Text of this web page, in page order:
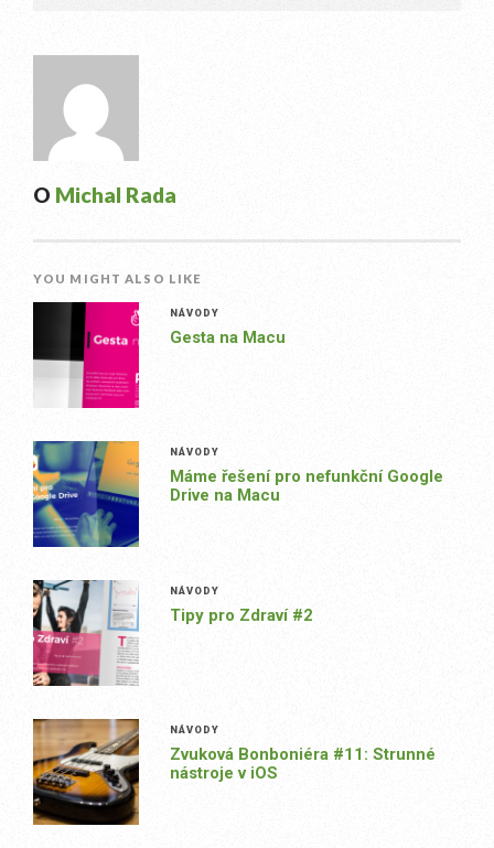
O Michal Rada
YOU MIGHT ALSO LIKE
NÁVODY
Gesta na Macu
NÁVODY
Máme řešení pro nefunkční Google
Drive na Macu
NÁVODY
Tipy pro Zdraví #2
NÁVODY
Zvuková Bonboniéra #11: Strunné
nástroje v iOS